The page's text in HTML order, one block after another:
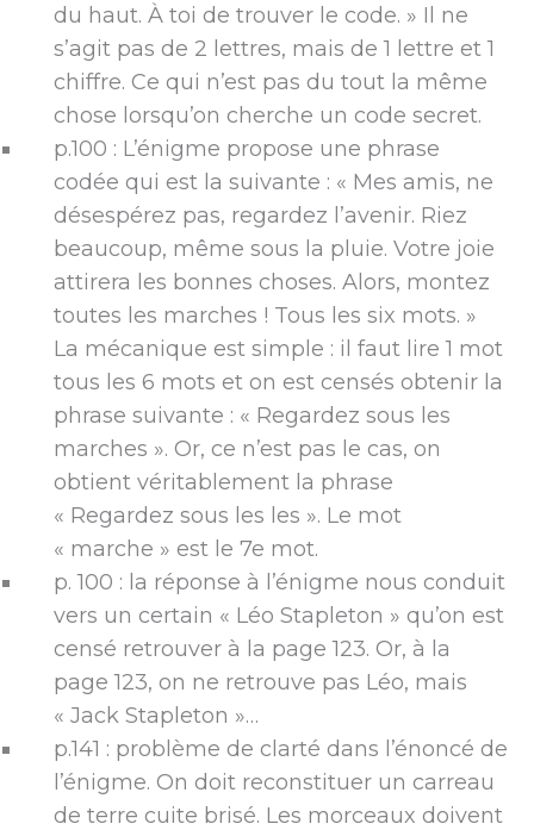
du haut. À toi de trouver le code. » Il ne
s’agit pas de 2 lettres, mais de 1 lettre et 1
chiffre. Ce qui n’est pas du tout la même
chose lorsqu’on cherche un code secret.
p.100 : L’énigme propose une phrase
codée qui est la suivante : « Mes amis, ne
désespérez pas, regardez l’avenir. Riez
beaucoup, même sous la pluie. Votre joie
attirera les bonnes choses. Alors, montez
toutes les marches ! Tous les six mots. »
La mécanique est simple : il faut lire 1 mot
tous les 6 mots et on est censés obtenir la
phrase suivante : « Regardez sous les
marches ». Or, ce n’est pas le cas, on
obtient véritablement la phrase
« Regardez sous les les ». Le mot
« marche » est le 7e mot.
p. 100 : la réponse à l’énigme nous conduit
vers un certain « Léo Stapleton » qu’on est
censé retrouver à la page 123. Or, à la
page 123, on ne retrouve pas Léo, mais
« Jack Stapleton »…
p.141 : problème de clarté dans l’énoncé de
l’énigme. On doit reconstituer un carreau
de terre cuite brisé. Les morceaux doivent